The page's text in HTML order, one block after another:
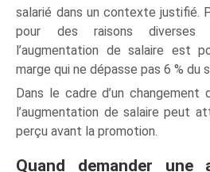
salarié dans un contexte justifié.
pour des raisons diverses
l’augmentation de salaire est
marge qui ne dépasse pas 6 % du
Dans le cadre d’un
l’augmentation de salaire peut
perçu avant la promotion.
Quand demander une